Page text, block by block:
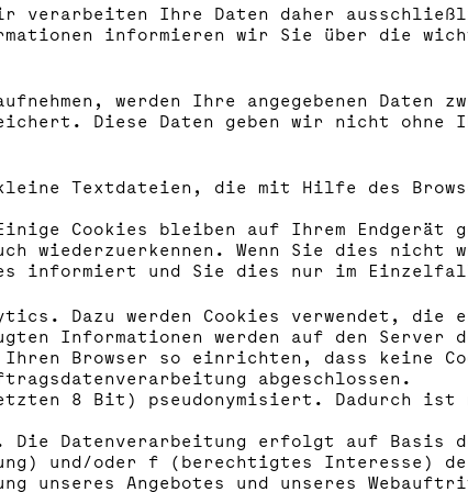
verarbeiten Ihre Daten daher
informieren wir Sie über die
werden Ihre angegebenen Daten
Diese Daten geben wir nicht ohne
kleine Textdateien, die mit Hilfe des
Cookies bleiben auf Ihrem Endgerät
wiederzuerkennen. Wenn Sie dies nicht
informiert und Sie dies nur im
Dazu werden Cookies verwendet, die
Informationen werden auf den Server
Browser so einrichten, dass keine
abgeschlossen.
8 Bit) pseudonymisiert. Dadurch ist
Die Datenverarbeitung erfolgt auf Basis
und/oder f (berechtigtes Interesse) der
unseres Angebotes und unseres